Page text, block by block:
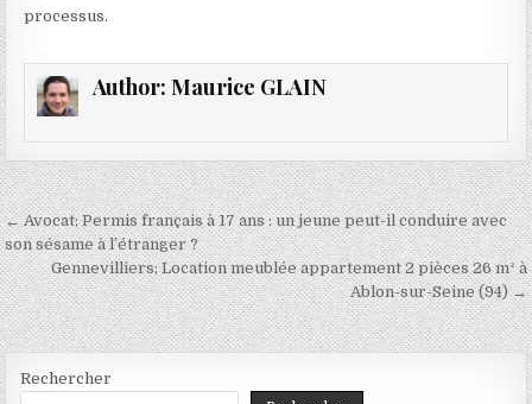
processus.
Author: Maurice GLAIN
Navigation
de
l’article
← Avocat; Permis français à 17 ans : un jeune peut-il conduire avec
son sésame à l’étranger ?
Gennevilliers; Location meublée appartement 2 pièces 26 m² à
Ablon-sur-Seine (94) →
Rechercher